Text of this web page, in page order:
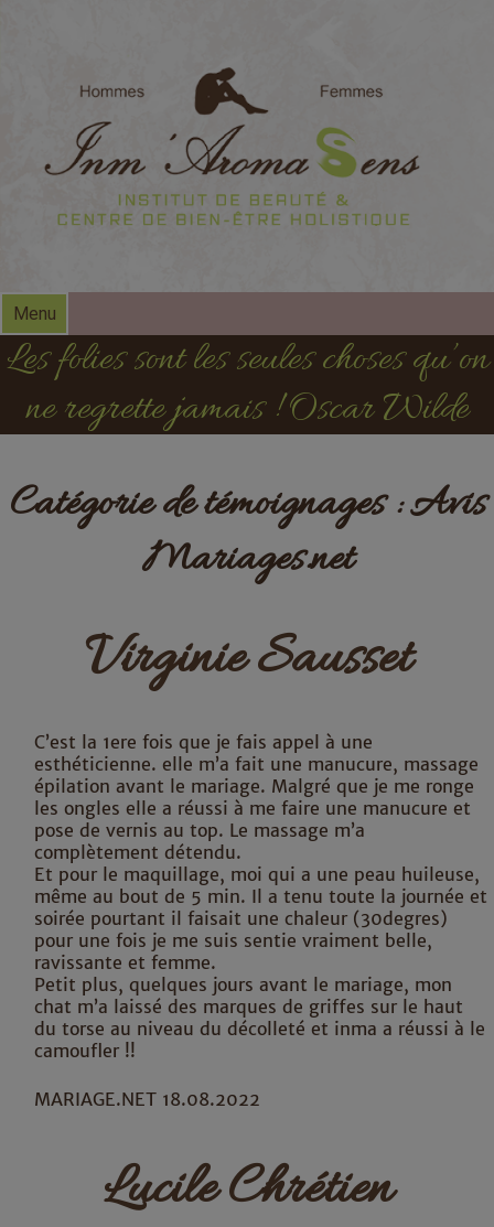
Menu
Les folies sont les seules choses qu’on
ne regrette jamais ! Oscar Wilde
Catégorie de témoignages :Avis
Mariages.net
Virginie Sausset
C’est la 1ere fois que je fais appel à une
esthéticienne. elle m’a fait une manucure, massage
épilation avant le mariage. Malgré que je me ronge
les ongles elle a réussi à me faire une manucure et
pose de vernis au top. Le massage m’a
complètement détendu.
Et pour le maquillage, moi qui a une peau huileuse,
même au bout de 5 min. Il a tenu toute la journée et
soirée pourtant il faisait une chaleur (30degres)
pour une fois je me suis sentie vraiment belle,
ravissante et femme.
Petit plus, quelques jours avant le mariage, mon
chat m’a laissé des marques de griffes sur le haut
du torse au niveau du décolleté et inma a réussi à le
camoufler !!
MARIAGE.NET 18.08.2022
Lucile Chrétien